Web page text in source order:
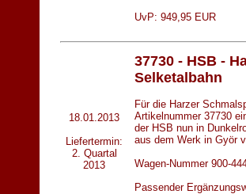
UvP: 949,95 EUR
18.01.2013
Liefertermin:
2. Quartal
2013
37730 - HSB -
Selketalbahn
Für die Harzer
Artikelnummer 37730
der HSB nun in
aus dem Werk in Györ
Wagen-Nummer 900-
Passender